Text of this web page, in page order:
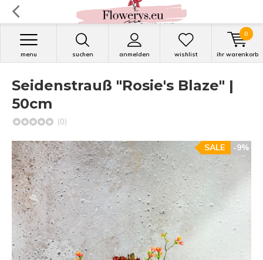
suchen anmelden
menu wishlist ihr warenkorb
0
Seidenstrauß "Rosie's Blaze" |
50cm
(0)
-9%
SALE